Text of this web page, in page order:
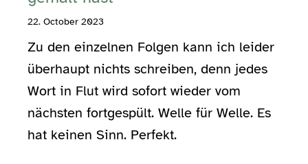
22. October 2023
Zu den einzelnen Folgen kann ich leider
überhaupt nichts schreiben, denn jedes
Wort in Flut wird sofort wieder vom
nächsten fortgespült. Welle für Welle. Es
hat keinen Sinn. Perfekt.